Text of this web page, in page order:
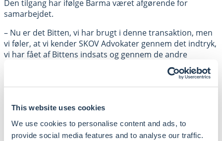
This website uses cookies
We use cookies to personalise content and ads, to
provide social media features and to analyse our traffic.
Den tilgang har ifølge Barma været afgørende for
samarbejdet.
– Nu er det Bitten, vi har brugt i denne transaktion, men
vi føler, at vi kender SKOV Advokater gennem det indtryk,
vi har fået af Bittens indsats og gennem de andre
løbende opgaver, SKOV Advokater har løst for os. Det
har været helt centralt, at Bitten har den faglige
tyngde og erfaring, hun har vist og bevist gennem
indgående forretningsforståelse, der har spillet en stor
rolle i den tillid, vi har til Bitten og SKOV Advokater,
fortæller Emil Skjold.